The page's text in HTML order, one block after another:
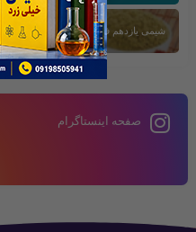
شیمی یازدهم فصل دوم
صفحه اینستاگرام